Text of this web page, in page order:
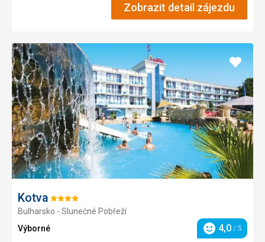
Zobrazit detail zájezdu
Kotva Hodnocení:
4/5
Bulharsko - Slunečné Pobřeží
Výborné
Hodnocení
4,0 / 5
Přidat